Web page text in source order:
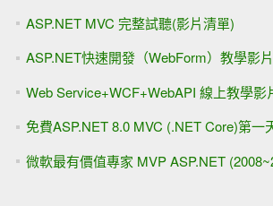
ASP.NET MVC 完整試聽(影片清單)
ASP.NET快速開發（WebForm）教學影
Web Service+WCF+WebAPI 線上教學影
免費ASP.NET 8.0 MVC (.NET Core)第一
微軟最有價值專家 MVP ASP.NET